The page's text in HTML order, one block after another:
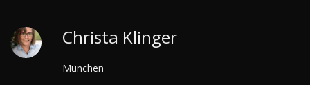
Christa Klinger
München